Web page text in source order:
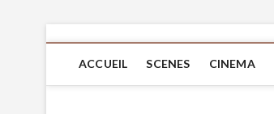
ACCUEIL SCENES CINEMA